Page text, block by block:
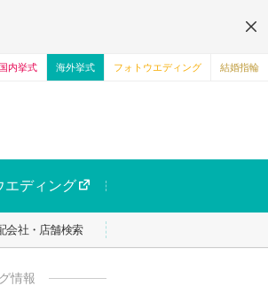
国内挙式 海外挙式 フォトウエディング 結婚指輪
エディング
会社・店舗検索
情報